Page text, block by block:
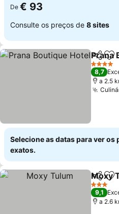
De € 93
Consulte os preços de 8 sites
Prana
4 Estrelas
8,7
a 2.5
Selecione as datas para ver os
exatos.
Moxy
3 Estrelas
9,1
a 2.6